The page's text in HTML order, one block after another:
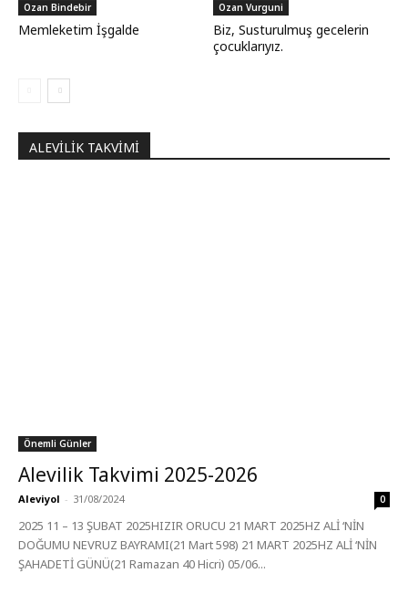
Ozan Bindebir
Memleketim İşgalde
Ozan Vurguni
Biz, Susturulmuş gecelerin
çocuklarıyız.
ALEVILIK TAKVIMI
Önemli Günler
Alevilik Takvimi 2025-2026
Aleviyol - 31/08/2024 0
2025 11 – 13 ŞUBAT 2025HIZIR ORUCU 21 MART 2025HZ ALİ ‘NİN
DOĞUMU NEVRUZ BAYRAMI(21 Mart 598) 21 MART 2025HZ ALİ ‘NİN
ŞAHADETİ GÜNÜ(21 Ramazan 40 Hicri) 05/06...